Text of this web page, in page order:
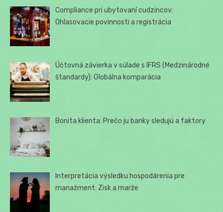
Compliance pri ubytovaní cudzincov:
Ohlasovacie povinnosti a registrácia
Účtovná závierka v súlade s IFRS (Medzinárodné
štandardy): Globálna komparácia
Bonita klienta: Prečo ju banky sledujú a faktory
Interpretácia výsledku hospodárenia pre
manažment: Zisk a marže